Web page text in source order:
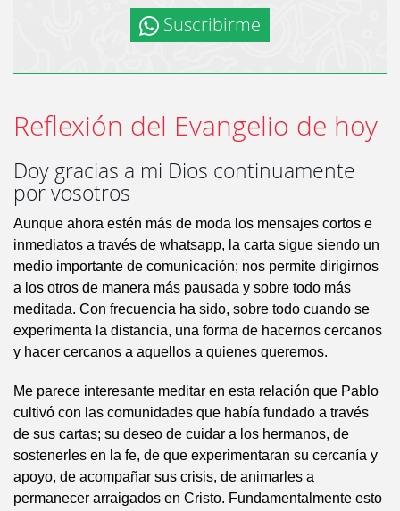
Suscribirme
Reflexión del Evangelio de hoy
Doy gracias a mi Dios continuamente
por vosotros
Aunque ahora estén más de moda los mensajes cortos e
inmediatos a través de whatsapp, la carta sigue siendo un
medio importante de comunicación; nos permite dirigirnos
a los otros de manera más pausada y sobre todo más
meditada. Con frecuencia ha sido, sobre todo cuando se
experimenta la distancia, una forma de hacernos cercanos
y hacer cercanos a aquellos a quienes queremos.
Me parece interesante meditar en esta relación que Pablo
cultivó con las comunidades que había fundado a través
de sus cartas; su deseo de cuidar a los hermanos, de
sostenerles en la fe, de que experimentaran su cercanía y
apoyo, de acompañar sus crisis, de animarles a
permanecer arraigados en Cristo. Fundamentalmente esto